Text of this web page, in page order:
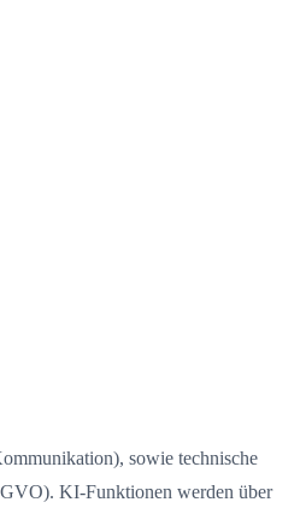
sowie technische
KI-Funktionen werden über